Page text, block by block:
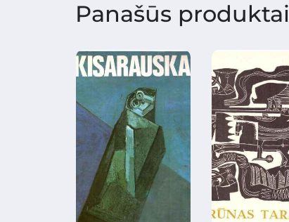
Panašūs produktai